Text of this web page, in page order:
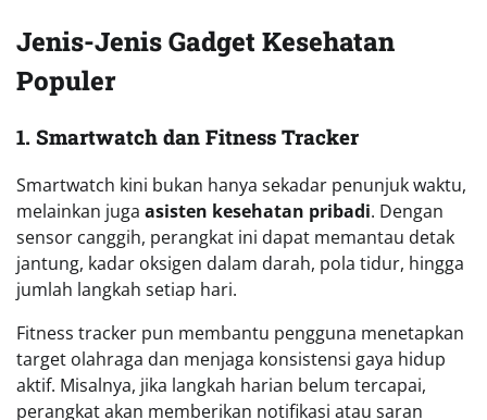
Jenis-Jenis Gadget Kesehatan
Populer
1. Smartwatch dan Fitness Tracker
Smartwatch kini bukan hanya sekadar penunjuk waktu,
melainkan juga asisten kesehatan pribadi. Dengan
sensor canggih, perangkat ini dapat memantau detak
jantung, kadar oksigen dalam darah, pola tidur, hingga
jumlah langkah setiap hari.
Fitness tracker pun membantu pengguna menetapkan
target olahraga dan menjaga konsistensi gaya hidup
aktif. Misalnya, jika langkah harian belum tercapai,
perangkat akan memberikan notifikasi atau saran